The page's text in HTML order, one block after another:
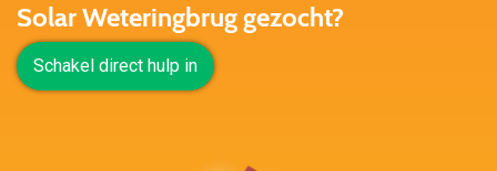
Solar Weteringbrug gezocht?
Schakel direct hulp in